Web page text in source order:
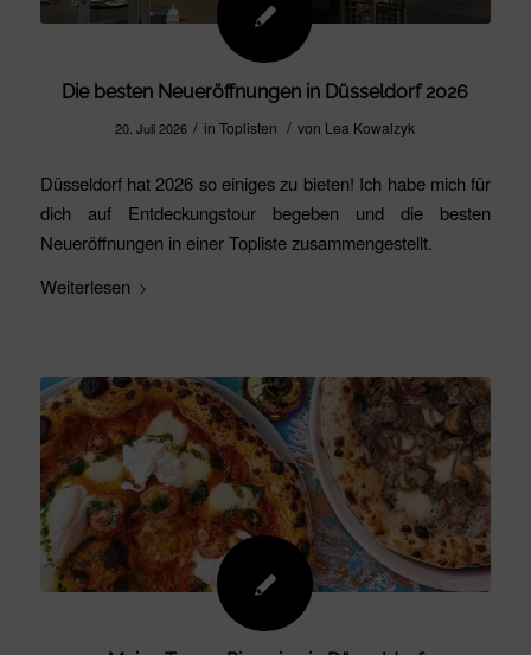
Die besten Neueröffnungen in Düsseldorf 2026
20. Juli 2026 / inToplisten / von Lea Kowalzyk
Düsseldorf hat 2026 so einiges zu bieten! Ich habe mich für
dich auf Entdeckungstour begeben und die besten
Neueröffnungen in einer Topliste zusammengestellt.
Weiterlesen